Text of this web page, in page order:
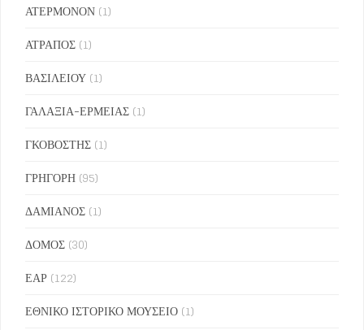
ΑΤΕΡΜΟΝΟΝ (1)
ΑΤΡΑΠΟΣ (1)
ΒΑΣΙΛΕΙΟΥ (1)
ΓΑΛΑΞΙΑ-ΕΡΜΕΙΑΣ (1)
ΓΚΟΒΟΣΤΗΣ (1)
ΓΡΗΓΟΡΗ (95)
ΔΑΜΙΑΝΟΣ (1)
ΔΟΜΟΣ (30)
ΕΑΡ (122)
ΕΘΝΙΚΟ ΙΣΤΟΡΙΚΟ ΜΟΥΣΕΙΟ (1)